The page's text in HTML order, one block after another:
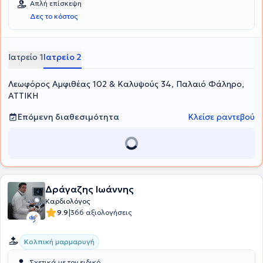
Απλή επίσκεψη
Δες το κόστος
Ιατρείο 1Ιατρείο 2
Λεωφόρος Αμφιθέας 102 & Καλυψούς 34, Παλαιό Φάληρο,
ΑΤΤΙΚΗ
Επόμενη διαθεσιμότητα
Κλείσε ραντεβού
Δράγαζης Ιωάννης
Καρδιολόγος
9.9|366 αξιολογήσεις
Κολπική μαρμαρυγή